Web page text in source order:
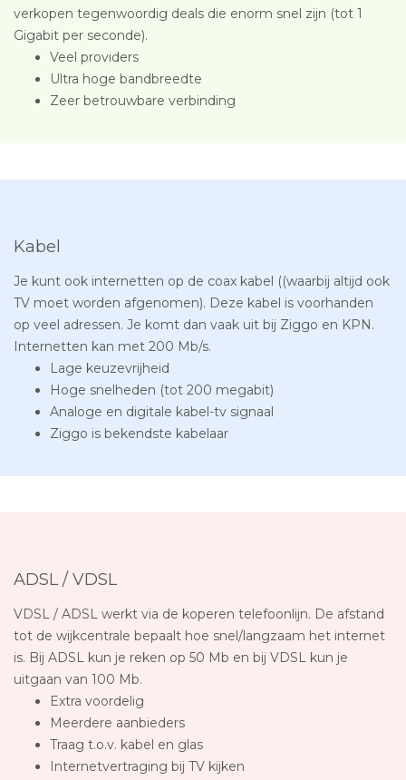
verkopen tegenwoordig deals die enorm snel zijn (tot 1
Gigabit per seconde).
Veel providers
Ultra hoge bandbreedte
Zeer betrouwbare verbinding
Kabel
Je kunt ook internetten op de coax kabel ((waarbij altijd ook
TV moet worden afgenomen). Deze kabel is voorhanden
op veel adressen. Je komt dan vaak uit bij Ziggo en KPN.
Internetten kan met 200 Mb/s.
Lage keuzevrijheid
Hoge snelheden (tot 200 megabit)
Analoge en digitale kabel-tv signaal
Ziggo is bekendste kabelaar
ADSL / VDSL
VDSL / ADSL werkt via de koperen telefoonlijn. De afstand
tot de wijkcentrale bepaalt hoe snel/langzaam het internet
is. Bij ADSL kun je reken op 50 Mb en bij VDSL kun je
uitgaan van 100 Mb.
Extra voordelig
Meerdere aanbieders
Traag t.o.v. kabel en glas
Internetvertraging bij TV kijken